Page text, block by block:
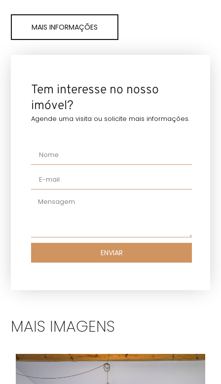
MAIS INFORMAÇÕES
Tem interesse no nosso
imóvel?
Agende uma visita ou solicite mais informações.
ENVIAR
MAIS IMAGENS